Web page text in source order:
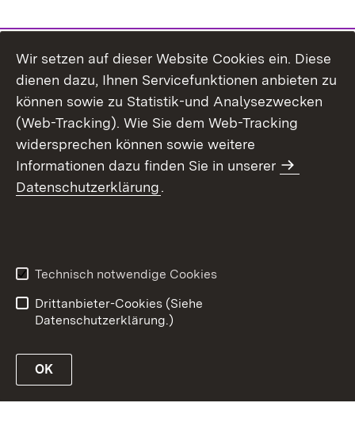
Wir setzen auf dieser Website Cookies ein. Diese
dienen dazu, Ihnen Servicefunktionen anbieten zu
können sowie zu Statistik-und Analysezwecken
(Web-Tracking). Wie Sie dem Web-Tracking
widersprechen können sowie weitere
Informationen dazu finden Sie in unserer
Datenschutzerklärung.
Technisch notwendige Cookies
Drittanbieter-Cookies (Siehe
Datenschutzerklärung.)
OK